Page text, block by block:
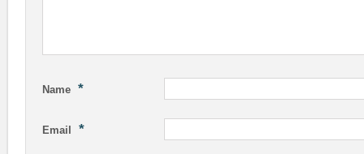
Name *
Email *